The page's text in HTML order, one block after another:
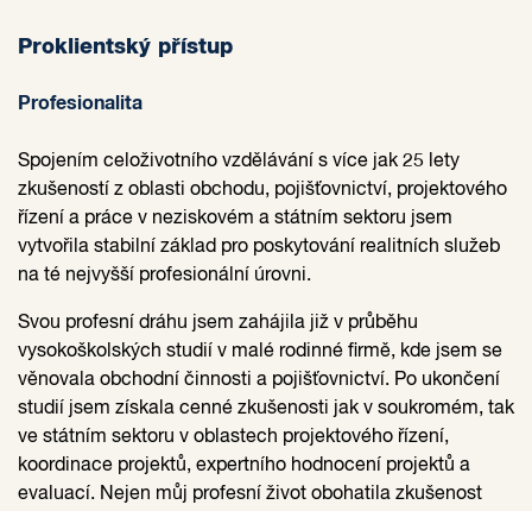
Proklientský přístup
Profesionalita
Spojením celoživotního vzdělávání s více jak 25 lety
zkušeností z oblasti obchodu, pojišťovnictví, projektového
řízení a práce v neziskovém a státním sektoru jsem
vytvořila stabilní základ pro poskytování realitních služeb
na té nejvyšší profesionální úrovni.
Svou profesní dráhu jsem zahájila již v průběhu
vysokoškolských studií v malé rodinné firmě, kde jsem se
věnovala obchodní činnosti a pojišťovnictví. Po ukončení
studií jsem získala cenné zkušenosti jak v soukromém, tak
ve státním sektoru v oblastech projektového řízení,
koordinace projektů, expertního hodnocení projektů a
evaluací. Nejen můj profesní život obohatila zkušenost